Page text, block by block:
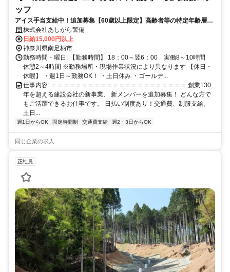
ッフ
アイス手当支給中！追加募集【60歳以上限定】高齢者等の特定年齢層の
雇用促進 、週1日～OK！夜勤スタッフ募集！ 60代～80代まで幅広い世
代の方がご活躍いただけます。
株式会社あしがら警備
日給15,000円以上
神奈川県南足柄市
勤務時間・曜日: 【勤務時間】 18：00～翌6：00 実働8～10時間
休憩2～4時間 ※勤務場所・現場作業状況により異なります 【休日・
休暇】 ・週1日～勤務OK！ ・土日休み ・ゴールデ...
仕事内容: ＝＝＝＝＝＝＝＝＝＝＝＝＝＝＝＝＝＝＝＝＝＝ 創業130
年を超える建設会社の新事業、 新メンバーを追加募集！ どんな方で
もご活躍できるお仕事です。 日払い制度あり！交通費、制服支給。
土日...
週1日からOK 固定時間制 交通費支給 週2・3日からOK
同じ企業の求人
正社員